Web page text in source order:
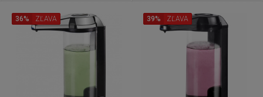
36% ZĽAVA 39% ZĽAVA